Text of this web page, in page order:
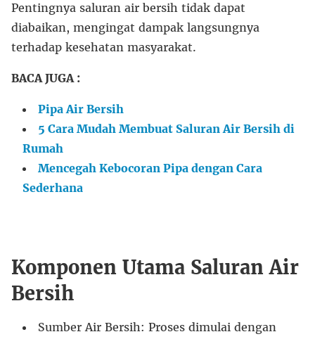
Pentingnya saluran air bersih tidak dapat
diabaikan, mengingat dampak langsungnya
terhadap kesehatan masyarakat.
BACA JUGA :
Pipa Air Bersih
5 Cara Mudah Membuat Saluran Air Bersih di
Rumah
Mencegah Kebocoran Pipa dengan Cara
Sederhana
Komponen Utama Saluran Air
Bersih
Sumber Air Bersih: Proses dimulai dengan